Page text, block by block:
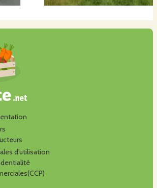
d'utilisation